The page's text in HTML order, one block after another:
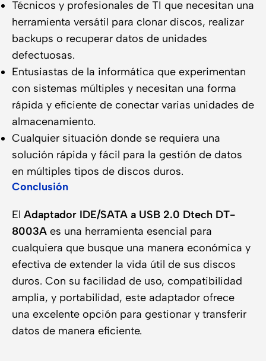
Técnicos y profesionales de TI que necesitan una
herramienta versátil para clonar discos, realizar
backups o recuperar datos de unidades
defectuosas.
Entusiastas de la informática que experimentan
con sistemas múltiples y necesitan una forma
rápida y eficiente de conectar varias unidades de
almacenamiento.
Cualquier situación donde se requiera una
solución rápida y fácil para la gestión de datos
en múltiples tipos de discos duros.
Conclusión
El Adaptador IDE/SATA a USB 2.0 Dtech DT-
8003A es una herramienta esencial para
cualquiera que busque una manera económica y
efectiva de extender la vida útil de sus discos
duros. Con su facilidad de uso, compatibilidad
amplia, y portabilidad, este adaptador ofrece
una excelente opción para gestionar y transferir
datos de manera eficiente.